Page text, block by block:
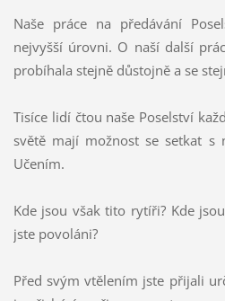
Naše práce na předávání
nejvyšší úrovni. O naší další
probíhala stejně důstojně a se
Tisíce lidí čtou naše Poselství
světě mají možnost se setkat s
Učením.
Kde jsou však tito rytíři? Kde
jste povoláni?
Před svým vtělením jste přijali